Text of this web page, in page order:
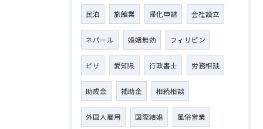
民泊 旅館業 帰化申請 会社設立
ネパール 婚姻無効 フィリピン
ビザ 愛知県 行政書士 労務相談
助成金 補助金 相続相談
外国人雇用 国際結婚 風俗営業